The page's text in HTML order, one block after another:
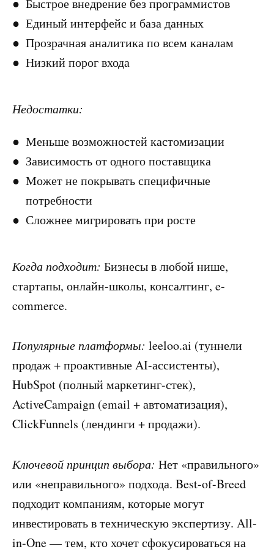
Быстрое внедрение без программистов
Единый интерфейс и база данных
Прозрачная аналитика по всем каналам
Низкий порог входа
Недостатки:
Меньше возможностей кастомизации
Зависимость от одного поставщика
Может не покрывать специфичные
потребности
Сложнее мигрировать при росте
Когда подходит: Бизнесы в любой нише,
стартапы, онлайн-школы, консалтинг, e-
commerce.
Популярные платформы: leeloo.ai (туннели
продаж + проактивные AI-ассистенты),
HubSpot (полный маркетинг-стек),
ActiveCampaign (email + автоматизация),
ClickFunnels (лендинги + продажи).
Ключевой принцип выбора: Нет «правильного»
или «неправильного» подхода. Best-of-Breed
подходит компаниям, которые могут
инвестировать в техническую экспертизу. All-
in-One — тем, кто хочет сфокусироваться на